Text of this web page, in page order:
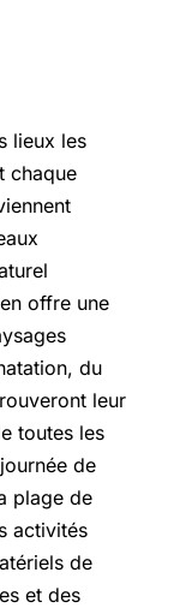
lieux les
chaque
offre une
du
leur
toutes les
de
plage de
activités
de
et des